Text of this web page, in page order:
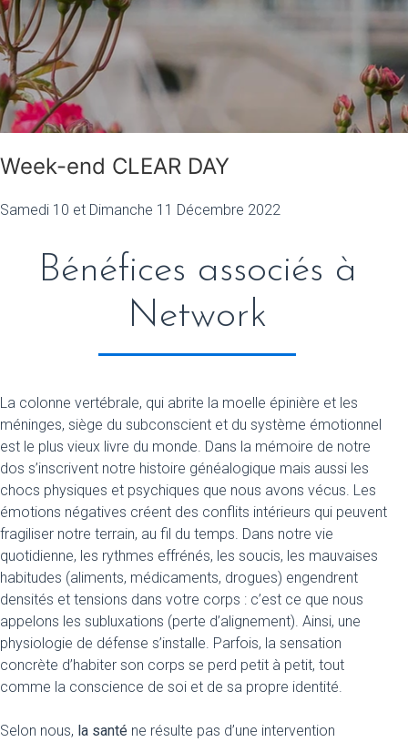
Week-end CLEAR DAY
Samedi 10 et Dimanche 11 Décembre 2022
Bénéfices associés à
Network
La colonne vertébrale, qui abrite la moelle épinière et les
méninges, siège du subconscient et du système émotionnel
est le plus vieux livre du monde. Dans la mémoire de notre
dos s’inscrivent notre histoire généalogique mais aussi les
chocs physiques et psychiques que nous avons vécus. Les
émotions négatives créent des conflits intérieurs qui peuvent
fragiliser notre terrain, au fil du temps. Dans notre vie
quotidienne, les rythmes effrénés, les soucis, les mauvaises
habitudes (aliments, médicaments, drogues) engendrent
densités et tensions dans votre corps : c’est ce que nous
appelons les subluxations (perte d’alignement). Ainsi, une
physiologie de défense s’installe. Parfois, la sensation
concrète d’habiter son corps se perd petit à petit, tout
comme la conscience de soi et de sa propre identité.
Selon nous, la santé ne résulte pas d’une intervention